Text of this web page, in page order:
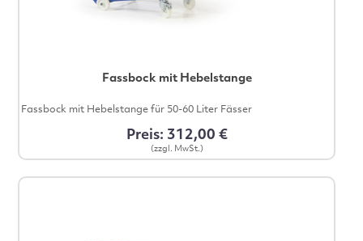
Fassbock mit Hebelstange
Fassbock mit Hebelstange für 50-60 Liter Fässer
Preis: 312,00 €
(zzgl. MwSt.)